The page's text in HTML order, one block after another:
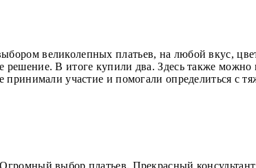
великолепных платьев, на любой вкус,
В итоге купили два. Здесь также можно
принимали участие и помогали определиться с
выбор платьев. Прекрасный